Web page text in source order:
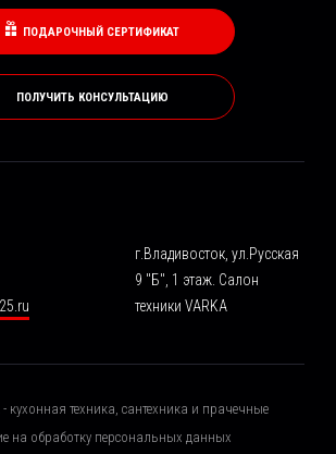
ПОДАРОЧНЫЙ СЕРТИФИКАТ
ПОЛУЧИТЬ КОНСУЛЬТАЦИЮ
г.Владивосток, ул.Русская
9 "Б", 1 этаж. Салон
техники VARKA
- кухонная техника, сантехника и прачечные
на обработку персональных данных